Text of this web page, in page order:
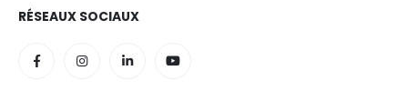
RÉSEAUX SOCIAUX